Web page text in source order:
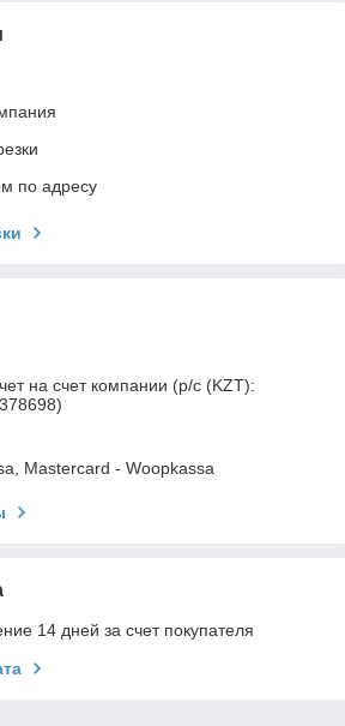
по адресу
на счет компании (р/с (KZT):
Mastercard - Woopkassa
14 дней за счет покупателя